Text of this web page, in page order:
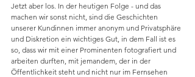
Jetzt aber los. In der heutigen Folge - und das
machen wir sonst nicht, sind die Geschichten
unserer Kundinnen immer anonym und Privatsphäre
und Diskretion ein wichtiges Gut, in dem Fall ist es
so, dass wir mit einer Prominenten fotografiert und
arbeiten durften, mit jemandem, der in der
Öffentlichkeit steht und nicht nur im Fernsehen